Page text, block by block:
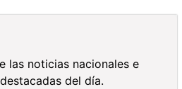
las noticias nacionales e
del día.